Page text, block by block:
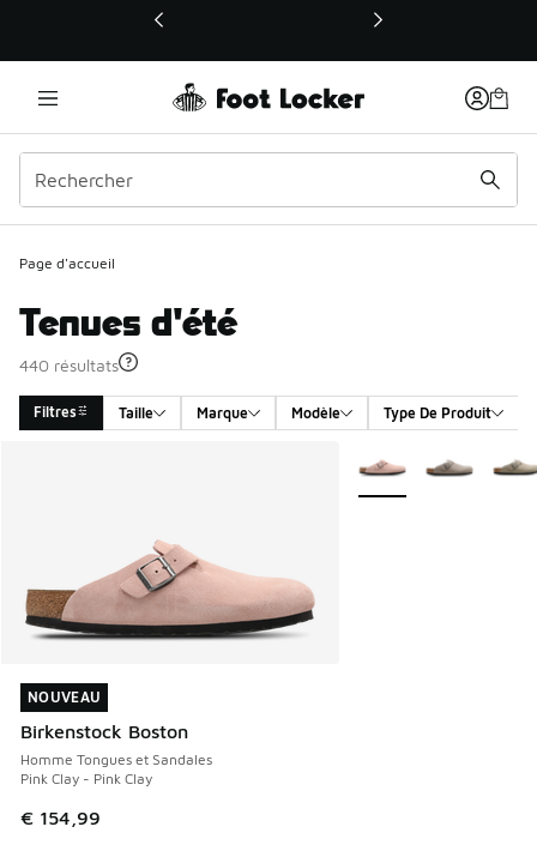
Ce lien ouvrira une nouvelle fenêtre
Page d'accueil
Tenues d'été
440 résultats
Filtres Taille Marque Modèle Type De Produit
NOUVEAU
Birkenstock Boston
Homme Tongues et Sandales
Pink Clay - Pink Clay
€ 154,99
NOUVEAU
Plus de couleurs